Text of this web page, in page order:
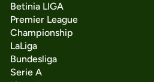
Betinia LIGA
Premier League
Championship
LaLiga
Bundesliga
Serie A